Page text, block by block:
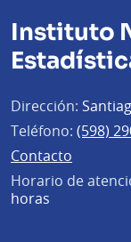
Instituto
Dirección:
Teléfono: (598)
Contacto
Horario de
horas